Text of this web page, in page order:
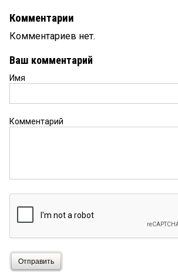
Комментарии
Комментариев нет.
Ваш комментарий
Имя
Комментарий
Отправить